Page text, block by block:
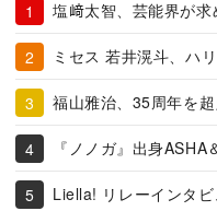
塩﨑太智、芸能界が求
ミセス 若井滉斗、ハ
福山雅治、35周年を
『ノノガ』出身
Liella! リレーインタ